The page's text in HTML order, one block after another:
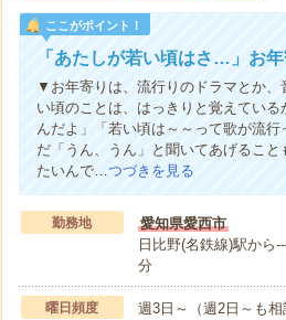
ここがポイント！
「あたしが若い頃はさ…」お
▼お年寄りは、流行りのドラマとか、
い頃のことは、はっきりと覚えてい
んだよ」「若い頃は～～って歌が流
だ「うん、うん」と聞いてあげるこ
たいんで…つづきを見る
勤務地
愛知県愛西市
日比野(名鉄線)駅から
分
曜日頻度 週3日～（週2日～も